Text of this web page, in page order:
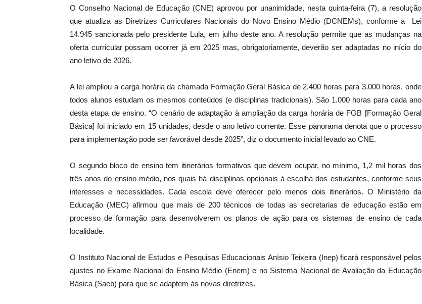
O Conselho Nacional de Educação (CNE) aprovou por unanimidade, nesta quinta-feira (7), a resolução
que atualiza as Diretrizes Curriculares Nacionais do Novo Ensino Médio (DCNEMs), conforme a Lei
14.945 sancionada pelo presidente Lula, em julho deste ano. A resolução permite que as mudanças na
oferta curricular possam ocorrer já em 2025 mas, obrigatoriamente, deverão ser adaptadas no início do
ano letivo de 2026.
A lei ampliou a carga horária da chamada Formação Geral Básica de 2.400 horas para 3.000 horas, onde
todos alunos estudam os mesmos conteúdos (e disciplinas tradicionais). São 1.000 horas para cada ano
desta etapa de ensino. “O cenário de adaptação à ampliação da carga horária de FGB [Formação Geral
Básica] foi iniciado em 15 unidades, desde o ano letivo corrente. Esse panorama denota que o processo
para implementação pode ser favorável desde 2025”, diz o documento inicial levado ao CNE.
O segundo bloco de ensino tem itinerários formativos que devem ocupar, no mínimo, 1,2 mil horas dos
três anos do ensino médio, nos quais há disciplinas opcionais à escolha dos estudantes, conforme seus
interesses e necessidades. Cada escola deve oferecer pelo menos dois itinerários. O Ministério da
Educação (MEC) afirmou que mais de 200 técnicos de todas as secretarias de educação estão em
processo de formação para desenvolverem os planos de ação para os sistemas de ensino de cada
localidade.
O Instituto Nacional de Estudos e Pesquisas Educacionais Anísio Teixeira (Inep) ficará responsável pelos
ajustes no Exame Nacional do Ensino Médio (Enem) e no Sistema Nacional de Avaliação da Educação
Básica (Saeb) para que se adaptem às novas diretrizes.